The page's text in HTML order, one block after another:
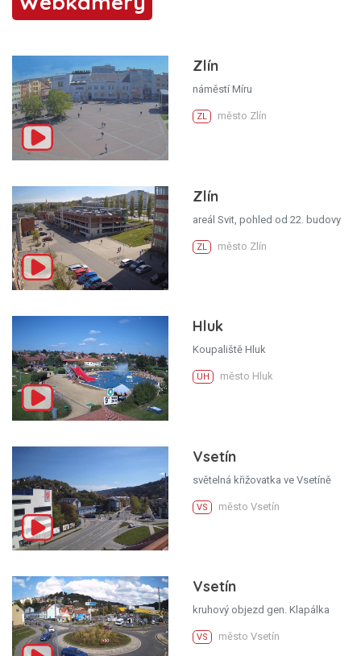
Zlín
náměstí Míru
ZL město Zlín
Zlín
areál Svit, pohled od 22. budovy
ZL město Zlín
Hluk
Koupaliště Hluk
UH město Hluk
Vsetín
světelná křižovatka ve Vsetíně
VS město Vsetín
Vsetín
kruhový objezd gen. Klapálka
VS město Vsetín